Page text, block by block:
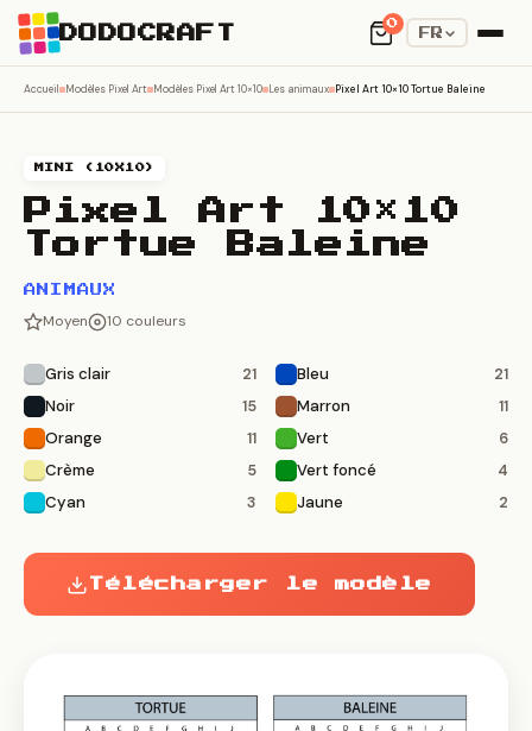
DODOCRAFT
0
FR
Accueil Modèles Pixel Art Modèles Pixel Art 10×10 Les animaux Pixel Art 10×10 Tortue Baleine
MINI (10X10)
Pixel Art 10×10
Tortue Baleine
ANIMAUX
Moyen 10 couleurs
Gris clair 21 Bleu 21
Noir 15 Marron 11
Orange 11 Vert 6
Crème 5 Vert foncé 4
Cyan 3 Jaune 2
Télécharger le modèle